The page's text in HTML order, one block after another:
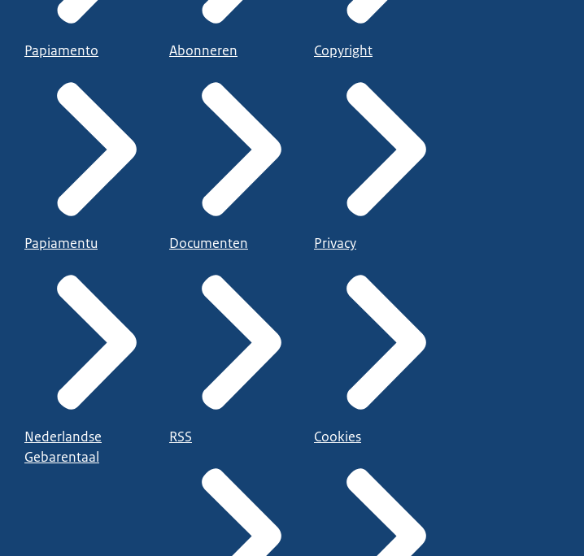
Papiamento
Papiamentu
Nederlandse
Gebarentaal
Abonneren
Documenten
RSS
Copyright
Privacy
Cookies